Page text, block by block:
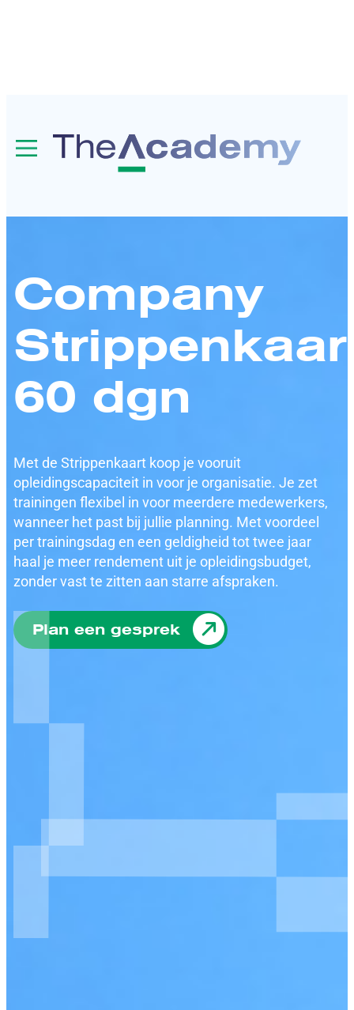
Company
60 dgn
Met de Strippenkaart koop je vooruit
opleidingscapaciteit in voor je organisatie. Je zet
trainingen flexibel in voor meerdere medewerkers,
wanneer het past bij jullie planning. Met voordeel
per trainingsdag en een geldigheid tot twee jaar
haal je meer rendement uit je opleidingsbudget,
zonder vast te zitten aan starre afspraken.
Plan een gesprek